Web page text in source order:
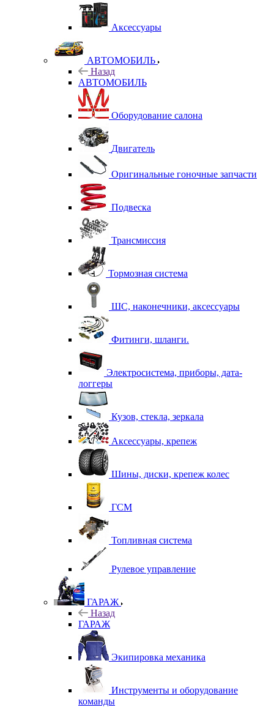
Аксессуары
АВТОМОБИЛЬ
Назад
АВТОМОБИЛЬ
Оборудование салона
Двигатель
Оригинальные гоночные запчасти
Подвеска
Трансмиссия
Тормозная система
ШС, наконечники, аксессуары
Фитинги, шланги.
Электросистема, приборы, дата-
логгеры
Кузов, стекла, зеркала
Аксессуары, крепеж
Шины, диски, крепеж колес
ГСМ
Топливная система
Рулевое управление
ГАРАЖ
Назад
ГАРАЖ
Экипировка механика
Инструменты и оборудование
команды